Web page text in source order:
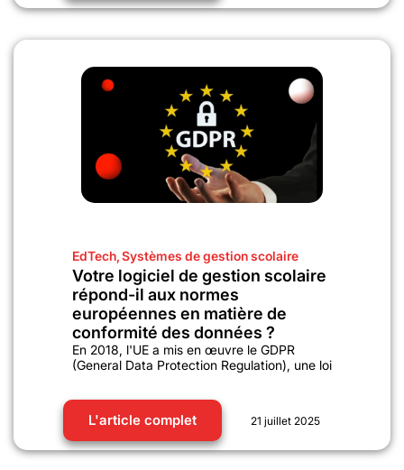
EdTech,Systèmes de gestion scolaire
Votre logiciel de gestion scolaire
répond-il aux normes
européennes en matière de
conformité des données ?
En 2018, l'UE a mis en œuvre le GDPR
(General Data Protection Regulation), une loi
L'article complet 21 juillet 2025